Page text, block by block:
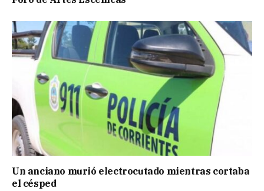
Un anciano murió electrocutado mientras cortaba
el césped